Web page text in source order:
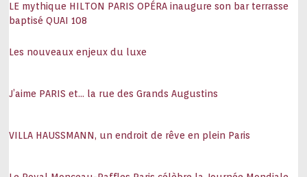
LE mythique HILTON PARIS OPÉRA inaugure son bar terrasse
baptisé QUAI 108
Les nouveaux enjeux du luxe
J’aime PARIS et… la rue des Grands Augustins
VILLA HAUSSMANN, un endroit de rêve en plein Paris